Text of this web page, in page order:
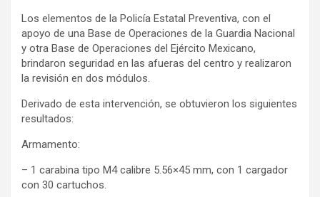
Los elementos de la Policía Estatal Preventiva, con el
apoyo de una Base de Operaciones de la Guardia Nacional
y otra Base de Operaciones del Ejército Mexicano,
brindaron seguridad en las afueras del centro y realizaron
la revisión en dos módulos.
Derivado de esta intervención, se obtuvieron los siguientes
resultados:
Armamento:
– 1 carabina tipo M4 calibre 5.56×45 mm, con 1 cargador
con 30 cartuchos.